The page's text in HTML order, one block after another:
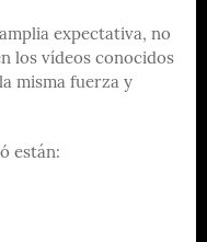
expectativa, no
los vídeos conocidos
misma fuerza y
están: